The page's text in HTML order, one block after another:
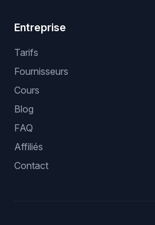
Entreprise
Tarifs
Fournisseurs
Cours
Blog
FAQ
Affiliés
Contact